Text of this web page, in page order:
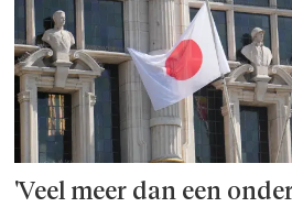
'Veel meer dan een